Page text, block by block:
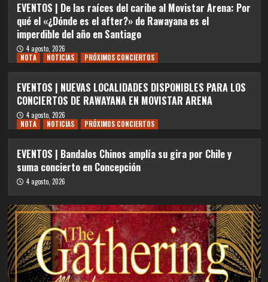
EVENTOS | De las raíces del caribe al Movistar Arena: Por
qué el «¿Dónde es el after?» de Rawayana es el
imperdible del año en Santiago
4 agosto, 2026
NOTA
NOTICIAS PRÓXIMOS CONCIERTOS
EVENTOS | NUEVAS LOCALIDADES DISPONIBLES PARA LOS
CONCIERTOS DE RAWAYANA EN MOVISTAR ARENA
4 agosto, 2026
NOTA
NOTICIAS PRÓXIMOS CONCIERTOS
EVENTOS | Bandalos Chinos amplía su gira por Chile y
suma concierto en Concepción
4 agosto, 2026